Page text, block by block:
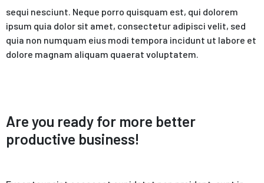
sequi nesciunt. Neque porro quisquam est, qui dolorem
ipsum quia dolor sit amet, consectetur adipisci velit, sed
quia non numquam eius modi tempora incidunt ut labore et
dolore magnam aliquam quaerat voluptatem.
Are you ready for more better
productive business!